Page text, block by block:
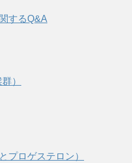
するQ&A
）
プロゲステロン）